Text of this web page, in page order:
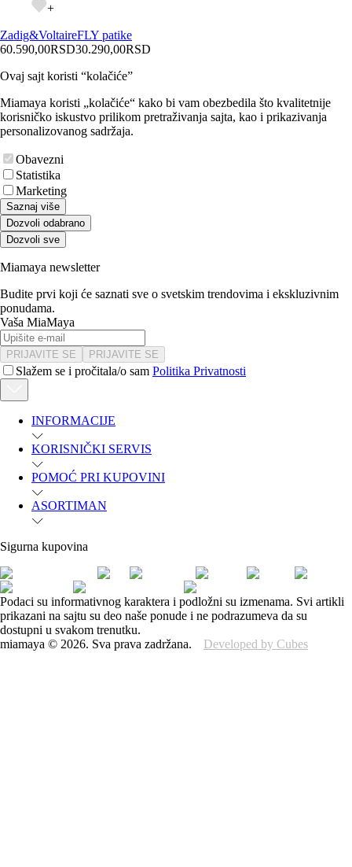
+
Zadig&VoltaireFLY patike
60.590,00RSD30.290,00RSD
Ovaj sajt koristi “kolačiće”
Miamaya koristi „kolačiće“ kako bi vam obezbedila što kvalitetnije
korisničko iskustvo prilikom pretraživanja sajta, kao i prikazivanja
personalizovanog sadržaja.
Obavezni
Statistika
Marketing
Saznaj više
Dozvoli odabrano
Dozvoli sve
Miamaya newsletter
Budite prvi koji će saznati sve o svetskim trendovima i ekskluzivnim
ponudama.
Vaša MiaMaya
PRIJAVITE SE PRIJAVITE SE
Slažem se i pročitala/o sam Politika Privatnosti
INFORMACIJE
KORISNIČKI SERVIS
POMOĆ PRI KUPOVINI
ASORTIMAN
Sigurna kupovina
Podaci su informativnog karaktera i podložni su izmenama. Svi artikli
prikazani na sajtu su deo naše ponude i ne podrazumeva da su
dostupni u svakom trenutku.
miamaya © 2026. Sva prava zadržana. Developed by Cubes